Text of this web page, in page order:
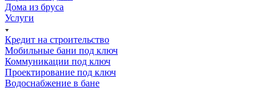
Дома из бруса
Услуги
Кредит на строительство
Мобильные бани под ключ
Коммуникации под ключ
Проектирование под ключ
Водоснабжение в бане